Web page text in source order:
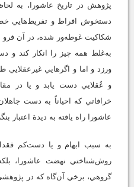
پژوهش در تاريخ عاشورا، به
دستخوش افراط و تفريط‌هايي
شكاكيت غوطه‌ور شده، در آن
به‌غلط همه چيز را انكار كند و
ورزد و اما و اگرهايي غيرعقلايي
و عُقلايي دست يابد و يا در
خرافاتي كه احياناً به دست
عاشورا راه يافته به ديدة اعتبار
به سبب ابهام و يا دست‌کم
روش‌شناختي نهضت عاشورا،
گروهي، برخي آن‌گاه كه در